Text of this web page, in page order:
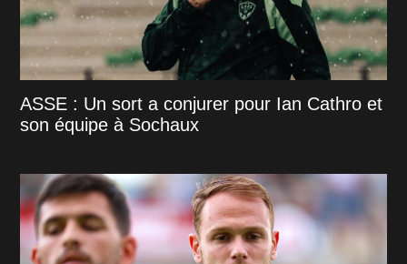
ASSE : Un sort a conjurer pour Ian Cathro et
son équipe à Sochaux